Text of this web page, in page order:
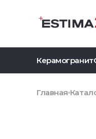
Керамогранит
Главная